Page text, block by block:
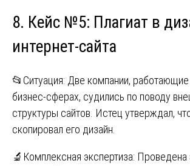
8. Кейс №5: Плагиат в
интернет-сайта
📂Ситуация: Две компании,
бизнес-сферах, судились по поводу
структуры сайтов. Истец утверждал,
скопировал его дизайн.
🔬Комплексная экспертиза: Проведена